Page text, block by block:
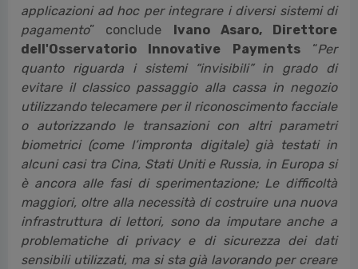
applicazioni ad hoc per integrare i diversi sistemi di
pagamento” conclude Ivano Asaro, Direttore
dell'Osservatorio Innovative Payments“Per
quanto riguarda i sistemi “invisibili” in grado di
evitare il classico passaggio alla cassa in negozio
utilizzando telecamere per il riconoscimento facciale
o autorizzando le transazioni con altri parametri
biometrici (come l’impronta digitale) già testati in
alcuni casi tra Cina, Stati Uniti e Russia, in Europa si
è ancora alle fasi di sperimentazione; Le difficoltà
maggiori, oltre alla necessità di costruire una nuova
infrastruttura di lettori, sono da imputare anche a
problematiche di privacy e di sicurezza dei dati
sensibili utilizzati, ma si sta già lavorando per creare